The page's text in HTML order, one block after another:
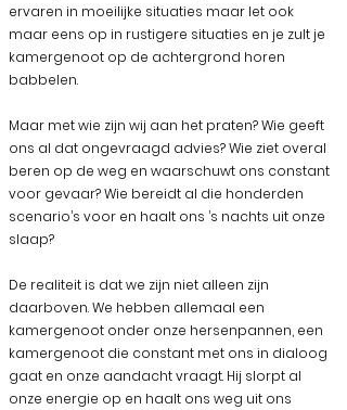
ervaren in moeilijke situaties maar let ook
maar eens op in rustigere situaties en je zult je
kamergenoot op de achtergrond horen
babbelen.
Maar met wie zijn wij aan het praten? Wie geeft
ons al dat ongevraagd advies? Wie ziet overal
beren op de weg en waarschuwt ons constant
voor gevaar? Wie bereidt al die honderden
scenario’s voor en haalt ons ’s nachts uit onze
slaap?
De realiteit is dat we zijn niet alleen zijn
daarboven. We hebben allemaal een
kamergenoot onder onze hersenpannen, een
kamergenoot die constant met ons in dialoog
gaat en onze aandacht vraagt. Hij slorpt al
onze energie op en haalt ons weg uit ons